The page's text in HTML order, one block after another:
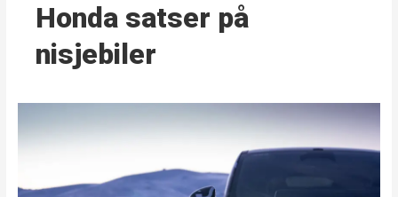
Honda satser på
nisjebiler